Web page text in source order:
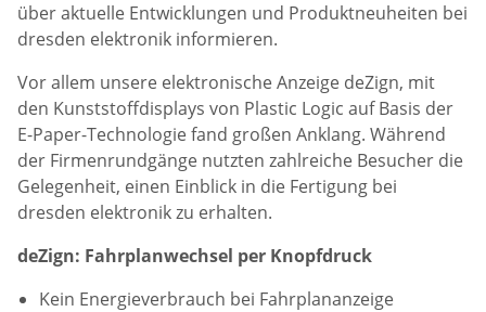
über aktuelle Entwicklungen und Produktneuheiten bei
dresden elektronik informieren.
Vor allem unsere elektronische Anzeige deZign, mit
den Kunststoffdisplays von Plastic Logic auf Basis der
E-Paper-Technologie fand großen Anklang. Während
der Firmenrundgänge nutzten zahlreiche Besucher die
Gelegenheit, einen Einblick in die Fertigung bei
dresden elektronik zu erhalten.
deZign: Fahrplanwechsel per Knopfdruck
Kein Energieverbrauch bei Fahrplananzeige